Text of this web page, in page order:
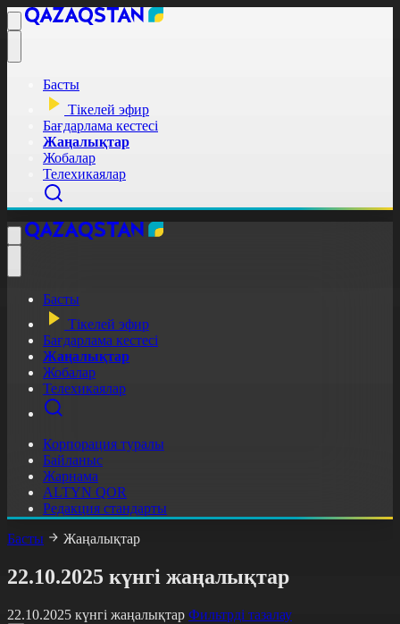
Басты
Тікелей эфир
Бағдарлама кестесі
Жаңалықтар
Жобалар
Телехикаялар
Басты
Тікелей эфир
Бағдарлама кестесі
Жаңалықтар
Жобалар
Телехикаялар
Корпорация туралы
Байланыс
Жарнама
ALTYN QOR
Редакция стандарты
Басты
Жаңалықтар
22.10.2025 күнгі жаңалықтар
22.10.2025 күнгі жаңалықтар Фильтрді тазалау